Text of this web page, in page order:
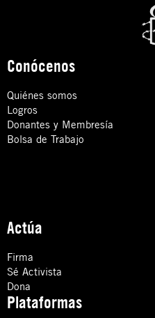
Conócenos
Quiénes somos
Logros
Donantes y Membresía
Bolsa de Trabajo
Actúa
Firma
Sé Activista
Dona
Plataformas